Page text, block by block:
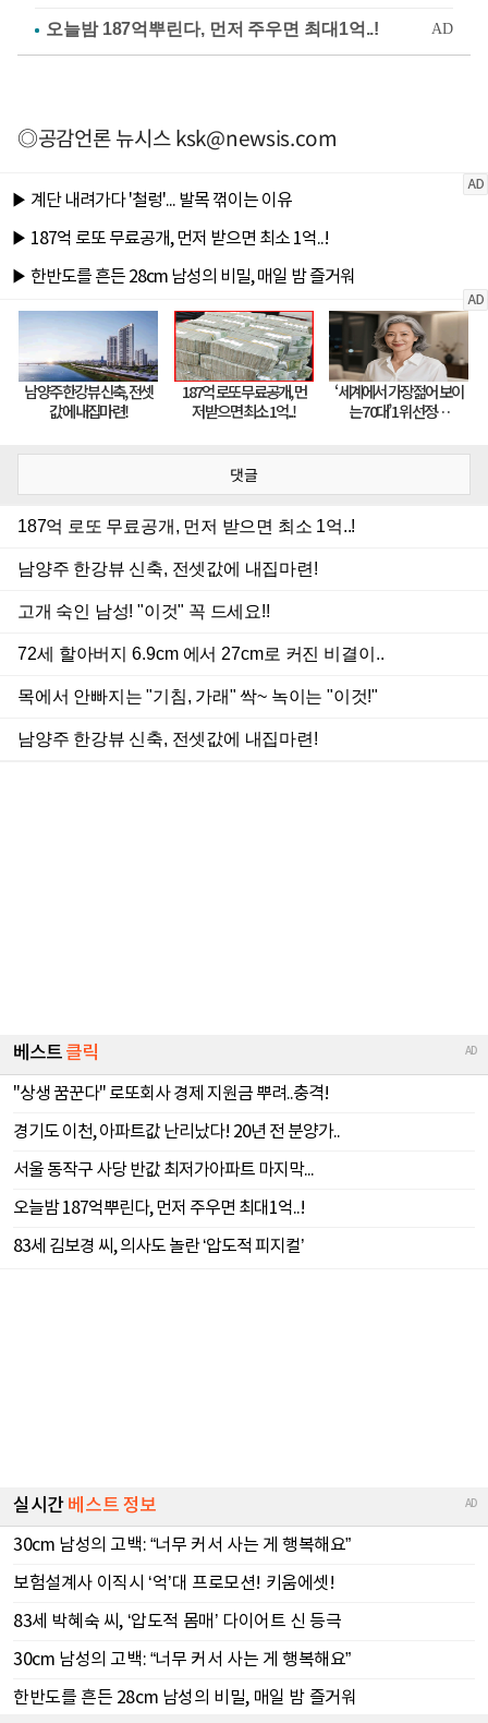
◎공감언론 뉴시스ksk@newsis.com
댓글